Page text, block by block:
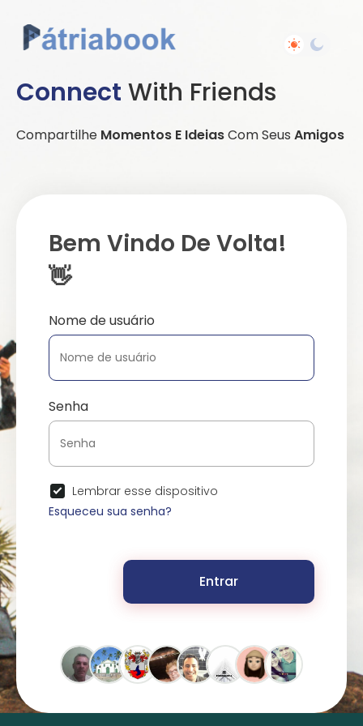
Connect With Friends
Compartilhe Momentos E IdeiasCom Seus Amigos
Bem Vindo De Volta!
👋
Nome de usuário
Senha
Lembrar esse dispositivo
Esqueceu sua senha?
Entrar